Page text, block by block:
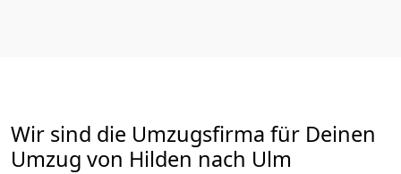
Wir sind die Umzugsfirma für Deinen
Umzug von Hilden nach Ulm